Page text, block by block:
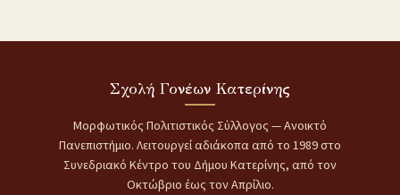
Σχολή Γονέων Κατερίνης
Μορφωτικός Πολιτιστικός Σύλλογος — Ανοικτό
Πανεπιστήμιο. Λειτουργεί αδιάκοπα από το 1989 στο
Συνεδριακό Κέντρο του Δήμου Κατερίνης, από τον
Οκτώβριο έως τον Απρίλιο.